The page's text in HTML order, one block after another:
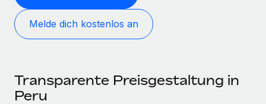
Melde dich kostenlos an
Transparente Preisgestaltung in
Peru